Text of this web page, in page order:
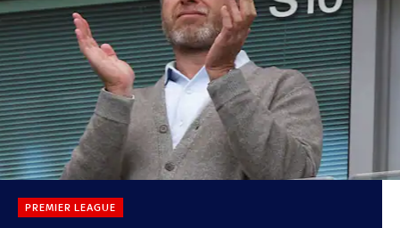
PREMIER LEAGUE